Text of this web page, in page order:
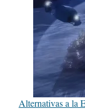
Alternativas a la